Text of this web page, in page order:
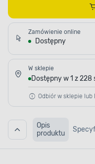
Zamówienie online
Dostępny
W sklepie
Dostępny w 1 z 228
Odbiór w sklepie lub
Opis
produktu